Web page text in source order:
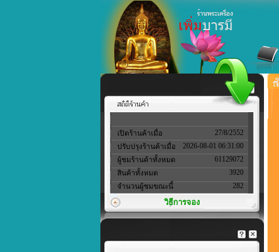
เปิดร้านค้าเมื่อ
27/8/2552
ปรับปรุงร้านค้าเมื่อ
2026-08-01 06:31:00
ผู้ชมร้านค้าทั้งหมด
61129072
สินค้าทั้งหมด
3920
จำนวนผู้ชมขณะนี้
282
วิธีการจอง